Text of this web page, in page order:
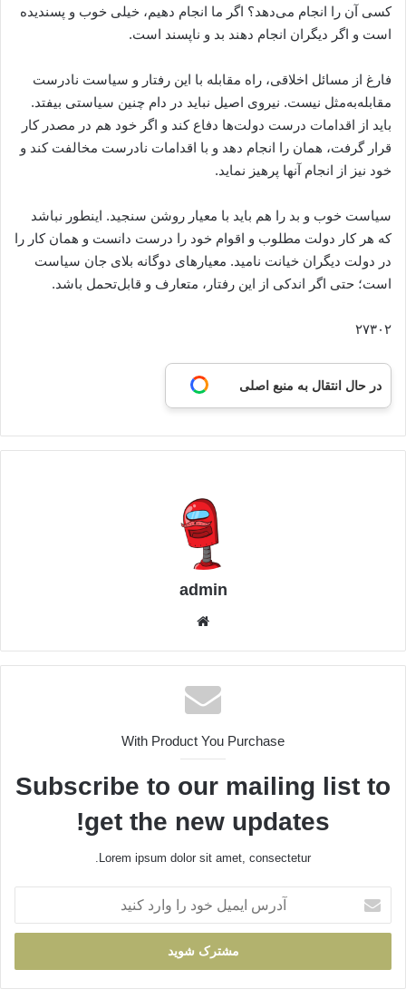
کسی آن را انجام می‌دهد؟ اگر ما انجام دهیم، خیلی خوب و پسندیده
است و اگر دیگران انجام دهند بد و ناپسند است.
فارغ از مسائل اخلاقی، راه مقابله با این رفتار و سیاست نادرست
مقابله‌به‌مثل نیست. نیروی اصیل نباید در دام چنین سیاستی بیفتد.
باید از اقدامات درست دولت‌ها دفاع کند و اگر خود هم در مصدر کار
قرار گرفت، همان را انجام دهد و با اقدامات نادرست مخالفت کند و
خود نیز از انجام آنها پرهیز نماید.
سیاست خوب و بد را هم باید با معیار روشن سنجید. اینطور نباشد
که هر کار دولت مطلوب و اقوام خود را درست دانست و همان کار را
در دولت دیگران خیانت نامید. معیارهای دوگانه بلای جان سیاست
است؛ حتی اگر اندکی از این رفتار، متعارف و قابل‌تحمل باشد.
۲۷۳۰۲
در حال انتقال به منبع اصلی
admin
With Product You Purchase
Subscribe to our mailing list to
get the new updates!
Lorem ipsum dolor sit amet, consectetur.
ایمیل
خود
وارد
کنید